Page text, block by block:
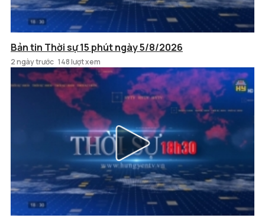
Bản tin Thời sự 15 phút ngày 5/8/2026
2 ngày trước 148 lượt xem